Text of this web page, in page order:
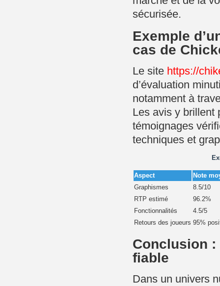
sécurisée.
Exemple
cas de
Le site https://
d’évaluation
notamment à
Les avis y brillent
témoignages
techniques et
Aspect
Note
Graphismes
8.5/10
RTP estimé
96.2%
Fonctionnalités
4.5/5
Retours des joueurs 95%
Conclusion
fiable
Dans un univers